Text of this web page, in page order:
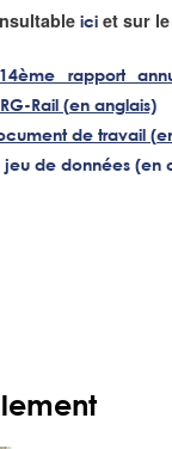
ici et sur
rapport
Rail (en anglais)
de travail
jeu de données (en